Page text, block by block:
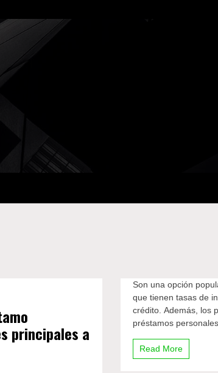
principales a
Son una opción
que tienen tasas de
crédito. Además, los
préstamos
Read More